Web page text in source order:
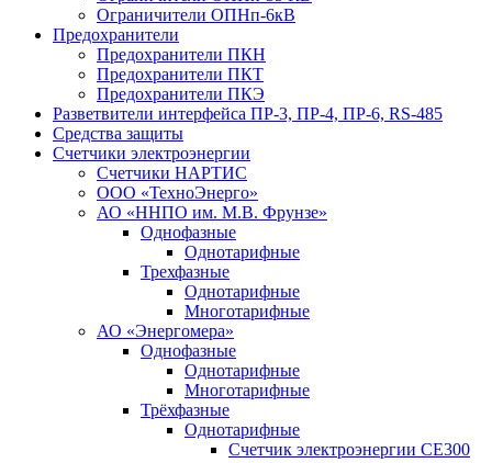
Ограничители ОПНп-6кВ
Предохранители
Предохранители ПКН
Предохранители ПКТ
Предохранители ПКЭ
Разветвители интерфейса ПР-3, ПР-4, ПР-6, RS-485
Средства защиты
Счетчики электроэнергии
Счетчики НАРТИС
ООО «ТехноЭнерго»
АО «ННПО им. М.В. Фрунзе»
Однофазные
Однотарифные
Трехфазные
Однотарифные
Многотарифные
АО «Энергомера»
Однофазные
Однотарифные
Многотарифные
Трёхфазные
Однотарифные
Счетчик электроэнергии CE300